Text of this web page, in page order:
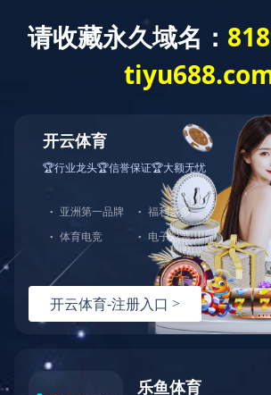
> 产品展示